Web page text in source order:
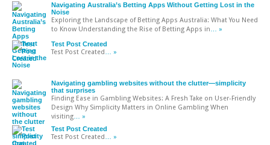
Navigating Australia’s Betting Apps Without Getting Lost in the
Noise
Exploring the Landscape of Betting Apps Australia: What You Need
to Know Understanding the Rise of Betting Apps in … »
Test Post Created
Test Post Created … »
Navigating gambling websites without the clutter—simplicity
that surprises
Finding Ease in Gambling Websites: A Fresh Take on User-Friendly
Design Why Simplicity Matters in Online Gambling When
visiting … »
Test Post Created
Test Post Created … »